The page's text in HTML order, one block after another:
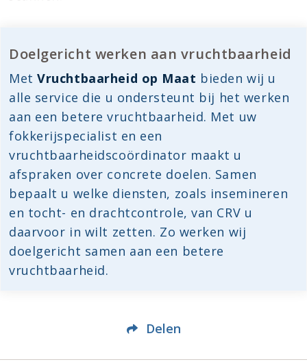
Doelgericht werken aan vruchtbaarheid
MetVruchtbaarheid op Maat bieden wij u
alle service die u ondersteunt bij het werken
aan een betere vruchtbaarheid. Met uw
fokkerijspecialist en een
vruchtbaarheidscoördinator maakt u
afspraken over concrete doelen. Samen
bepaalt u welke diensten, zoals insemineren
en tocht- en drachtcontrole, van CRV u
daarvoor in wilt zetten. Zo werken wij
doelgericht samen aan een betere
vruchtbaarheid.
Delen